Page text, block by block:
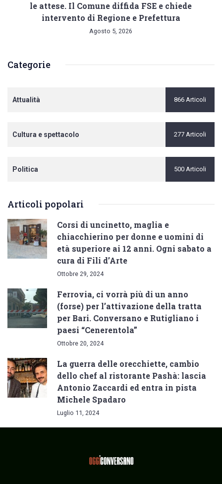
le attese. Il Comune diffida FSE e chiede
intervento di Regione e Prefettura
Agosto 5, 2026
Categorie
Attualità 866 Articoli
Cultura e spettacolo 277 Articoli
Politica 500 Articoli
Articoli popolari
Corsi di uncinetto, maglia e
chiacchierino per donne e uomini di
età superiore ai 12 anni. Ogni sabato a
cura di Fili d’Arte
Ottobre 29, 2024
Ferrovia, ci vorrà più di un anno
(forse) per l’attivazione della tratta
per Bari. Conversano e Rutigliano i
paesi “Cenerentola”
Ottobre 20, 2024
La guerra delle orecchiette, cambio
dello chef al ristorante Pashà: lascia
Antonio Zaccardi ed entra in pista
Michele Spadaro
Luglio 11, 2024